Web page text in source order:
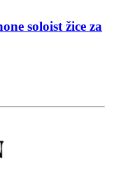
soloist žice za